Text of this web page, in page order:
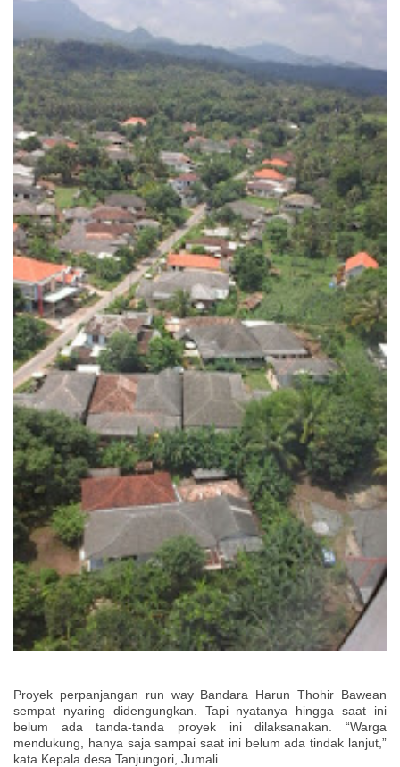
Proyek perpanjangan run way Bandara Harun Thohir Bawean
sempat nyaring didengungkan. Tapi nyatanya hingga saat ini
belum ada tanda-tanda proyek ini dilaksanakan. “Warga
mendukung, hanya saja sampai saat ini belum ada tindak lanjut,”
kata Kepala desa Tanjungori, Jumali.